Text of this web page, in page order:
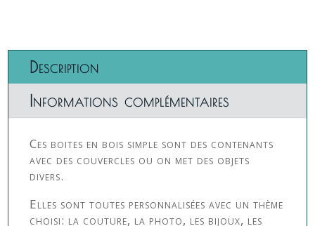
Description
Informations complémentaires
Ces boites en bois simple sont des contenants
avec des couvercles ou on met des objets
divers.
Elles sont toutes personnalisées avec un thème
choisi: la couture, la photo, les bijoux, les